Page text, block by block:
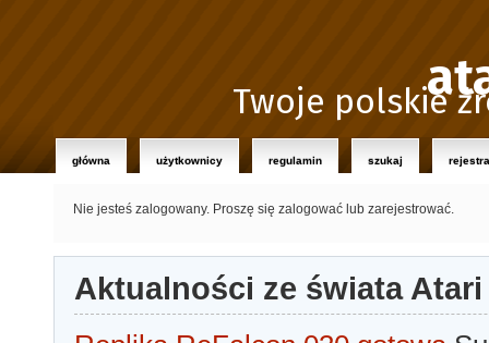
Twoje polskie
główna użytkownicy regulamin szukaj
Nie jesteś zalogowany. Proszę się zalogować lub zarejestrować.
Aktualności ze świata Atari